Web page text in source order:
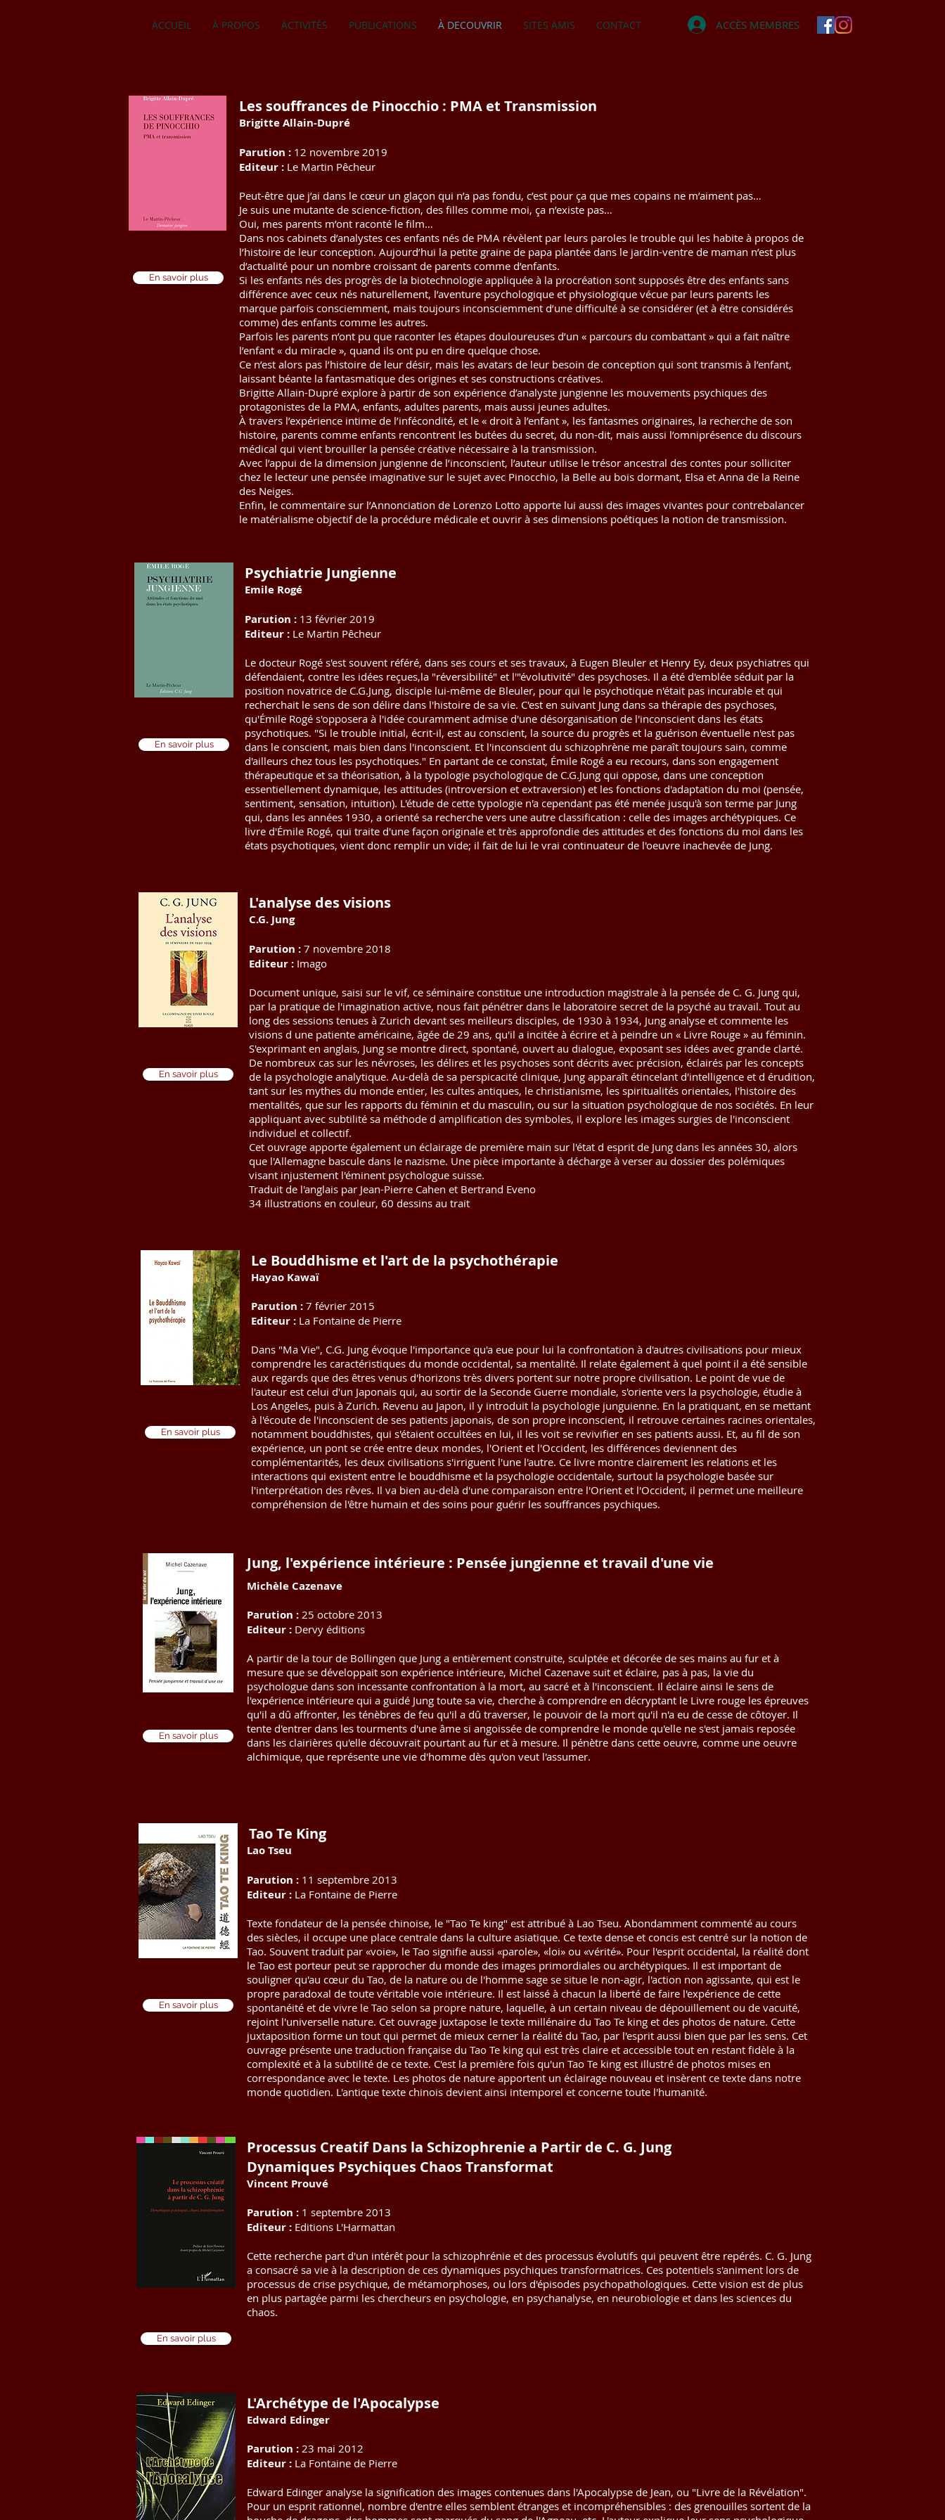
ACCUEIL À PROPOS ACTIVITÉS PUBLICATIONS À DECOUVRIR SITES AMIS CONTACT ACCÈS MEMBRES
En savoir plus
Les souffrances de Pinocchio : PMA et Transmission
Brigitte Allain-Dupré
Parution : 12 novembre 2019
Editeur : Le Martin Pêcheur
Peut-être que j’ai dans le cœur un glaçon qui n’a pas fondu, c’est pour ça que mes copains ne m’aiment pas…
Je suis une mutante de science-fiction, des filles comme moi, ça n’existe pas…
Oui, mes parents m’ont raconté le film…
Dans nos cabinets d’analystes ces enfants nés de PMA révèlent par leurs paroles le trouble qui les habite à propos de
l’histoire de leur conception. Aujourd’hui la petite graine de papa plantée dans le jardin-ventre de maman n’est plus
d’actualité pour un nombre croissant de parents comme d’enfants.
Si les enfants nés des progrès de la biotechnologie appliquée à la procréation sont supposés être des enfants sans
différence avec ceux nés naturellement, l’aventure psychologique et physiologique vécue par leurs parents les
marque parfois consciemment, mais toujours inconsciemment d’une difficulté à se considérer (et à être considérés
comme) des enfants comme les autres.
Parfois les parents n’ont pu que raconter les étapes douloureuses d’un « parcours du combattant » qui a fait naître
l’enfant « du miracle », quand ils ont pu en dire quelque chose.
Ce n’est alors pas l’histoire de leur désir, mais les avatars de leur besoin de conception qui sont transmis à l’enfant,
laissant béante la fantasmatique des origines et ses constructions créatives.
Brigitte Allain-Dupré explore à partir de son expérience d’analyste jungienne les mouvements psychiques des
protagonistes de la PMA, enfants, adultes parents, mais aussi jeunes adultes.
À travers l’expérience intime de l’infécondité, et le « droit à l’enfant », les fantasmes originaires, la recherche de son
histoire, parents comme enfants rencontrent les butées du secret, du non-dit, mais aussi l’omniprésence du discours
médical qui vient brouiller la pensée créative nécessaire à la transmission.
Avec l’appui de la dimension jungienne de l’inconscient, l’auteur utilise le trésor ancestral des contes pour solliciter
chez le lecteur une pensée imaginative sur le sujet avec Pinocchio, la Belle au bois dormant, Elsa et Anna de la Reine
des Neiges.
Enfin, le commentaire sur l’Annonciation de Lorenzo Lotto apporte lui aussi des images vivantes pour contrebalancer
le matérialisme objectif de la procédure médicale et ouvrir à ses dimensions poétiques la notion de transmission.
En savoir plus
Psychiatrie Jungienne
Emile Rogé
Parution : 13 février 2019
Editeur : Le Martin Pêcheur
Le docteur Rogé s'est souvent référé, dans ses cours et ses travaux, à Eugen Bleuler et Henry Ey, deux psychiatres qui
défendaient, contre les idées reçues,la "réversibilité" et l'"évolutivité" des psychoses. Il a été d'emblée séduit par la
position novatrice de C.G.Jung, disciple lui-même de Bleuler, pour qui le psychotique n'était pas incurable et qui
recherchait le sens de son délire dans l'histoire de sa vie. C'est en suivant Jung dans sa thérapie des psychoses,
qu'Émile Rogé s'opposera à l'idée couramment admise d'une désorganisation de l'inconscient dans les états
psychotiques. "Si le trouble initial, écrit-il, est au conscient, la source du progrès et la guérison éventuelle n'est pas
dans le conscient, mais bien dans l'inconscient. Et l'inconscient du schizophrène me paraît toujours sain, comme
d'ailleurs chez tous les psychotiques." En partant de ce constat, Émile Rogé a eu recours, dans son engagement
thérapeutique et sa théorisation, à la typologie psychologique de C.G.Jung qui oppose, dans une conception
essentiellement dynamique, les attitudes (introversion et extraversion) et les fonctions d'adaptation du moi (pensée,
sentiment, sensation, intuition). L'étude de cette typologie n'a cependant pas été menée jusqu'à son terme par Jung
qui, dans les années 1930, a orienté sa recherche vers une autre classification : celle des images archétypiques. Ce
livre d'Émile Rogé, qui traite d'une façon originale et très approfondie des attitudes et des fonctions du moi dans les
états psychotiques, vient donc remplir un vide; il fait de lui le vrai continuateur de l'oeuvre inachevée de Jung.
En savoir plus
L'analyse des visions
C.G. Jung
Parution : 7 novembre 2018
Editeur : Imago
Document unique, saisi sur le vif, ce séminaire constitue une introduction magistrale à la pensée de C. G. Jung qui,
par la pratique de l'imagination active, nous fait pénétrer dans le laboratoire secret de la psyché au travail. Tout au
long des sessions tenues à Zurich devant ses meilleurs disciples, de 1930 à 1934, Jung analyse et commente les
visions d une patiente américaine, âgée de 29 ans, qu'il a incitée à écrire et à peindre un « Livre Rouge » au féminin.
S'exprimant en anglais, Jung se montre direct, spontané, ouvert au dialogue, exposant ses idées avec grande clarté.
De nombreux cas sur les névroses, les délires et les psychoses sont décrits avec précision, éclairés par les concepts
de la psychologie analytique. Au-delà de sa perspicacité clinique, Jung apparaît étincelant d'intelligence et d érudition,
tant sur les mythes du monde entier, les cultes antiques, le christianisme, les spiritualités orientales, l'histoire des
mentalités, que sur les rapports du féminin et du masculin, ou sur la situation psychologique de nos sociétés. En leur
appliquant avec subtilité sa méthode d amplification des symboles, il explore les images surgies de l'inconscient
individuel et collectif.
Cet ouvrage apporte également un éclairage de première main sur l'état d esprit de Jung dans les années 30, alors
que l'Allemagne bascule dans le nazisme. Une pièce importante à décharge à verser au dossier des polémiques
visant injustement l'éminent psychologue suisse.
Traduit de l'anglais par Jean-Pierre Cahen et Bertrand Eveno
34 illustrations en couleur, 60 dessins au trait
En savoir plus
Le Bouddhisme et l'art de la psychothérapie
Hayao Kawaï
Parution : 7 février 2015
Editeur : La Fontaine de Pierre
Dans "Ma Vie", C.G. Jung évoque l'importance qu'a eue pour lui la confrontation à d'autres civilisations pour mieux
comprendre les caractéristiques du monde occidental, sa mentalité. Il relate également à quel point il a été sensible
aux regards que des êtres venus d'horizons très divers portent sur notre propre civilisation. Le point de vue de
l'auteur est celui d'un Japonais qui, au sortir de la Seconde Guerre mondiale, s'oriente vers la psychologie, étudie à
Los Angeles, puis à Zurich. Revenu au Japon, il y introduit la psychologie junguienne. En la pratiquant, en se mettant
à l'écoute de l'inconscient de ses patients japonais, de son propre inconscient, il retrouve certaines racines orientales,
notamment bouddhistes, qui s'étaient occultées en lui, il les voit se revivifier en ses patients aussi. Et, au fil de son
expérience, un pont se crée entre deux mondes, l'Orient et l'Occident, les différences deviennent des
complémentarités, les deux civilisations s'irriguent l'une l'autre. Ce livre montre clairement les relations et les
interactions qui existent entre le bouddhisme et la psychologie occidentale, surtout la psychologie basée sur
l'interprétation des rêves. Il va bien au-delà d'une comparaison entre l'Orient et l'Occident, il permet une meilleure
compréhension de l'être humain et des soins pour guérir les souffrances psychiques.
En savoir plus
Jung, l'expérience intérieure : Pensée jungienne et travail d'une vie
Michèle Cazenave
Parution : 25 octobre 2013
Editeur : Dervy éditions
A partir de la tour de Bollingen que Jung a entièrement construite, sculptée et décorée de ses mains au fur et à
mesure que se développait son expérience intérieure, Michel Cazenave suit et éclaire, pas à pas, la vie du
psychologue dans son incessante confrontation à la mort, au sacré et à l'inconscient. Il éclaire ainsi le sens de
l'expérience intérieure qui a guidé Jung toute sa vie, cherche à comprendre en décryptant le Livre rouge les épreuves
qu'il a dû affronter, les ténèbres de feu qu'il a dû traverser, le pouvoir de la mort qu'il n'a eu de cesse de côtoyer. Il
tente d'entrer dans les tourments d'une âme si angoissée de comprendre le monde qu'elle ne s'est jamais reposée
dans les clairières qu'elle découvrait pourtant au fur et à mesure. Il pénètre dans cette oeuvre, comme une oeuvre
alchimique, que représente une vie d'homme dès qu'on veut l'assumer.
En savoir plus
Tao Te King
Lao Tseu
Parution : 11 septembre 2013
Editeur : La Fontaine de Pierre
Texte fondateur de la pensée chinoise, le "Tao Te king" est attribué à Lao Tseu. Abondamment commenté au cours
des siècles, il occupe une place centrale dans la culture asiatique. Ce texte dense et concis est centré sur la notion de
Tao. Souvent traduit par «voie», le Tao signifie aussi «parole», «loi» ou «vérité». Pour l'esprit occidental, la réalité dont
le Tao est porteur peut se rapprocher du monde des images primordiales ou archétypiques. Il est important de
souligner qu'au cœur du Tao, de la nature ou de l'homme sage se situe le non-agir, l'action non agissante, qui est le
propre paradoxal de toute véritable voie intérieure. Il est laissé à chacun la liberté de faire l'expérience de cette
spontanéité et de vivre le Tao selon sa propre nature, laquelle, à un certain niveau de dépouillement ou de vacuité,
rejoint l'universelle nature. Cet ouvrage juxtapose le texte millénaire du Tao Te king et des photos de nature. Cette
juxtaposition forme un tout qui permet de mieux cerner la réalité du Tao, par l'esprit aussi bien que par les sens. Cet
ouvrage présente une traduction française du Tao Te king qui est très claire et accessible tout en restant fidèle à la
complexité et à la subtilité de ce texte. C'est la première fois qu'un Tao Te king est illustré de photos mises en
correspondance avec le texte. Les photos de nature apportent un éclairage nouveau et insèrent ce texte dans notre
monde quotidien. L'antique texte chinois devient ainsi intemporel et concerne toute l'humanité.
Processus Creatif Dans la Schizophrenie a Partir de C. G. Jung
Dynamiques Psychiques Chaos Transformat
Vincent Prouvé
Parution : 1 septembre 2013
Editeur : Editions L'Harmattan
Cette recherche part d'un intérêt pour la schizophrénie et des processus évolutifs qui peuvent être repérés. C. G. Jung
a consacré sa vie à la description de ces dynamiques psychiques transformatrices. Ces potentiels s'animent lors de
processus de crise psychique, de métamorphoses, ou lors d'épisodes psychopathologiques. Cette vision est de plus
en plus partagée parmi les chercheurs en psychologie, en psychanalyse, en neurobiologie et dans les sciences du
chaos.
En savoir plus
L'Archétype de l'Apocalypse
Edward Edinger
Parution : 23 mai 2012
Editeur : La Fontaine de Pierre
Edward Edinger analyse la signification des images contenues dans l'Apocalypse de Jean, ou "Livre de la Révélation".
Pour un esprit rationnel, nombre d'entre elles semblent étranges et incompréhensibles : des grenouilles sortent de la